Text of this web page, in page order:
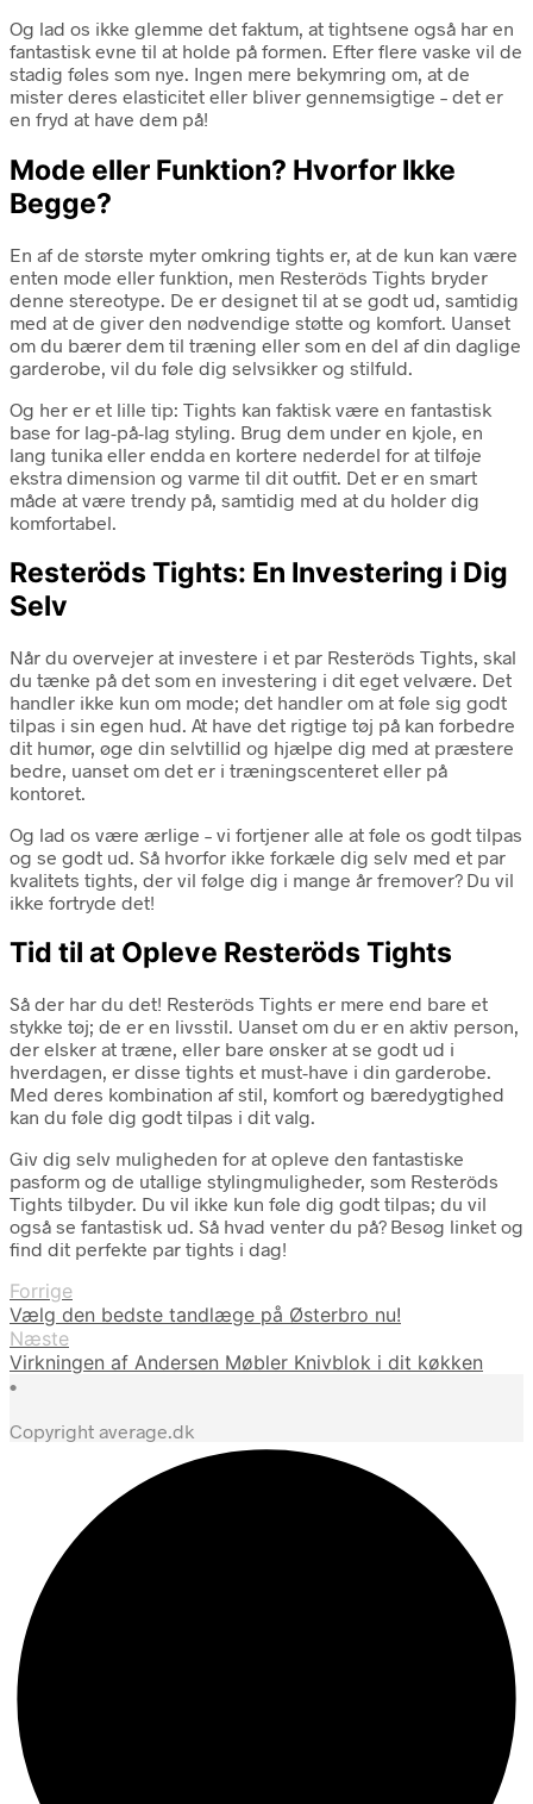
Og lad os ikke glemme det faktum, at tightsene også har en
fantastisk evne til at holde på formen. Efter flere vaske vil de
stadig føles som nye. Ingen mere bekymring om, at de
mister deres elasticitet eller bliver gennemsigtige – det er
en fryd at have dem på!
Mode eller Funktion? Hvorfor Ikke
Begge?
En af de største myter omkring tights er, at de kun kan være
enten mode eller funktion, men Resteröds Tights bryder
denne stereotype. De er designet til at se godt ud, samtidig
med at de giver den nødvendige støtte og komfort. Uanset
om du bærer dem til træning eller som en del af din daglige
garderobe, vil du føle dig selvsikker og stilfuld.
Og her er et lille tip: Tights kan faktisk være en fantastisk
base for lag-på-lag styling. Brug dem under en kjole, en
lang tunika eller endda en kortere nederdel for at tilføje
ekstra dimension og varme til dit outfit. Det er en smart
måde at være trendy på, samtidig med at du holder dig
komfortabel.
Resteröds Tights: En Investering i Dig
Selv
Når du overvejer at investere i et par Resteröds Tights, skal
du tænke på det som en investering i dit eget velvære. Det
handler ikke kun om mode; det handler om at føle sig godt
tilpas i sin egen hud. At have det rigtige tøj på kan forbedre
dit humør, øge din selvtillid og hjælpe dig med at præstere
bedre, uanset om det er i træningscenteret eller på
kontoret.
Og lad os være ærlige – vi fortjener alle at føle os godt tilpas
og se godt ud. Så hvorfor ikke forkæle dig selv med et par
kvalitets tights, der vil følge dig i mange år fremover? Du vil
ikke fortryde det!
Tid til at Opleve Resteröds Tights
Så der har du det! Resteröds Tights er mere end bare et
stykke tøj; de er en livsstil. Uanset om du er en aktiv person,
der elsker at træne, eller bare ønsker at se godt ud i
hverdagen, er disse tights et must-have i din garderobe.
Med deres kombination af stil, komfort og bæredygtighed
kan du føle dig godt tilpas i dit valg.
Giv dig selv muligheden for at opleve den fantastiske
pasform og de utallige stylingmuligheder, som Resteröds
Tights tilbyder. Du vil ikke kun føle dig godt tilpas; du vil
også se fantastisk ud. Så hvad venter du på? Besøg linket og
find dit perfekte par tights i dag!
Forrige
Vælg den bedste tandlæge på Østerbro nu!
Næste
Virkningen af Andersen Møbler Knivblok i dit køkken
•
Copyright average.dk